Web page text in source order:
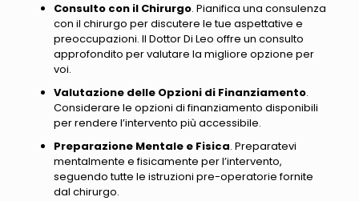
Consulto con il Chirurgo. Pianifica una consulenza
con il chirurgo per discutere le tue aspettative e
preoccupazioni. Il Dottor Di Leo offre un consulto
approfondito per valutare la migliore opzione per
voi.
Valutazione delle Opzioni di Finanziamento.
Considerare le opzioni di finanziamento disponibili
per rendere l’intervento più accessibile.
Preparazione Mentale e Fisica. Preparatevi
mentalmente e fisicamente per l’intervento,
seguendo tutte le istruzioni pre-operatorie fornite
dal chirurgo.